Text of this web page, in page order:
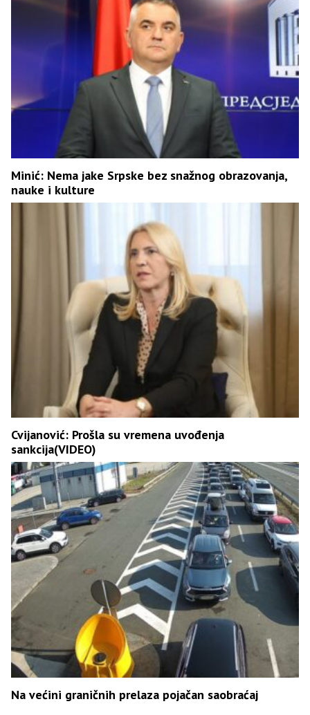
Minić: Nema jake Srpske bez snažnog obrazovanja,
nauke i kulture
Cvijanović: Prošla su vremena uvođenja
sankcija(VIDEO)
Na većini graničnih prelaza pojačan saobraćaj